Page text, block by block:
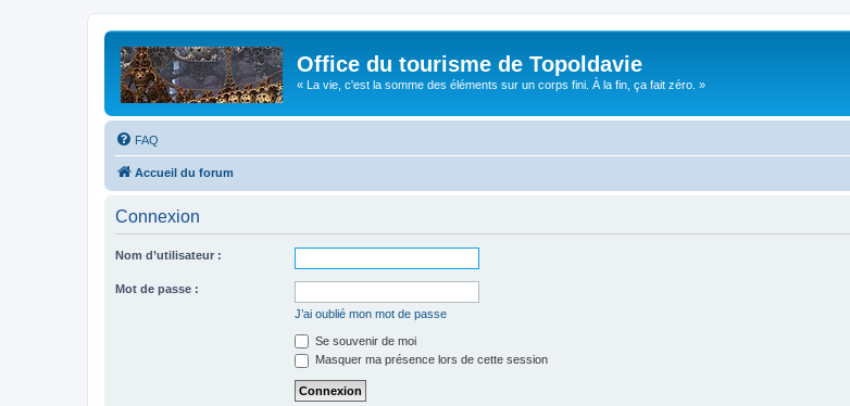
Office du tourisme de Topoldavie
« La vie, c'est la somme des éléments sur un corps fini. À la fin, ça fait zéro. »
FAQ
Accueil du forum
Connexion
Nom d’utilisateur :
Mot de passe :
J’ai oublié mon mot de passe
Se souvenir de moi
Masquer ma présence lors de cette session